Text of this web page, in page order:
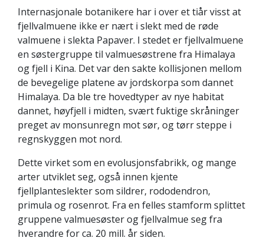
Internasjonale botanikere har i over et tiår visst at
fjellvalmuene ikke er nært i slekt med de røde
valmuene i slekta Papaver. I stedet er fjellvalmuene
en søstergruppe til valmuesøstrene fra Himalaya
og fjell i Kina. Det var den sakte kollisjonen mellom
de bevegelige platene av jordskorpa som dannet
Himalaya. Da ble tre hovedtyper av nye habitat
dannet, høyfjell i midten, svært fuktige skråninger
preget av monsunregn mot sør, og tørr steppe i
regnskyggen mot nord.
Dette virket som en evolusjonsfabrikk, og mange
arter utviklet seg, også innen kjente
fjellplanteslekter som sildrer, rododendron,
primula og rosenrot. Fra en felles stamform splittet
gruppene valmuesøster og fjellvalmue seg fra
hverandre for ca. 20 mill. år siden.